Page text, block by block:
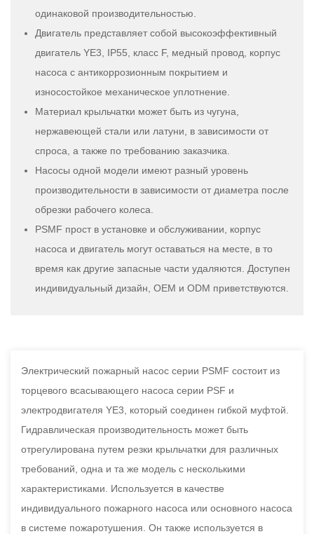
одинаковой производительностью.
Двигатель представляет собой высокоэффективный
двигатель YE3, IP55, класс F, медный провод, корпус
насоса с антикоррозионным покрытием и
износостойкое механическое уплотнение.
Материал крыльчатки может быть из чугуна,
нержавеющей стали или латуни, в зависимости от
спроса, а также по требованию заказчика.
Насосы одной модели имеют разный уровень
производительности в зависимости от диаметра после
обрезки рабочего колеса.
PSMF прост в установке и обслуживании, корпус
насоса и двигатель могут оставаться на месте, в то
время как другие запасные части удаляются. Доступен
индивидуальный дизайн, OEM и ODM приветствуются.
Электрический пожарный насос серии PSMF состоит из
торцевого всасывающего насоса серии PSF и
электродвигателя YE3, который соединен гибкой муфтой.
Гидравлическая производительность может быть
отрегулирована путем резки крыльчатки для различных
требований, одна и та же модель с несколькими
характеристиками. Используется в качестве
индивидуального пожарного насоса или основного насоса
в системе пожаротушения. Он также используется в